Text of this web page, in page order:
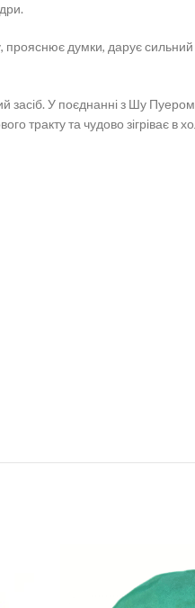
думки, дарує сильний
засіб. У поєднанні з Шу
тракту та чудово зігріває в